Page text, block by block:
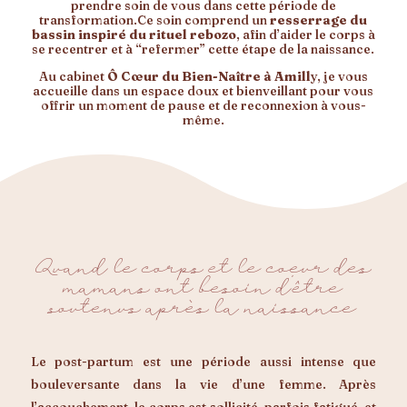
prendre soin de vous dans cette période de
transformation.Ce soin comprend unresserrage du
bassin inspiré du rituel rebozo, afin d’aider le corps à
se recentrer et à “refermer” cette étape de la naissance.
Au cabinet Ô Cœur du Bien-Naître à Amilly, je vous
accueille dans un espace doux et bienveillant pour vous
offrir un moment de pause et de reconnexion à vous-
même.
Quand le corps et le coeur des
mamans ont besoin d’être
soutenus après la naissance
Le post-partum est une période aussi intense que
bouleversante dans la vie d’une femme. Après